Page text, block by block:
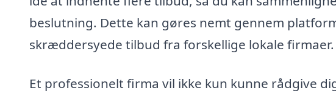
beslutning. Dette kan gøres nemt gennem
skræddersyede tilbud fra forskellige lokale firmaer.
Et professionelt firma vil ikke kun kunne rådgive